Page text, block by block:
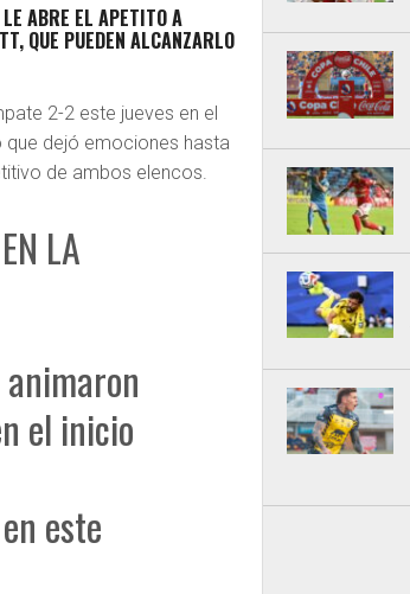
ABRE EL APETITO A
QUE PUEDEN ALCANZARLO
2-2 este jueves en el
que dejó emociones hasta
de ambos elencos.
LA
el inicio
este